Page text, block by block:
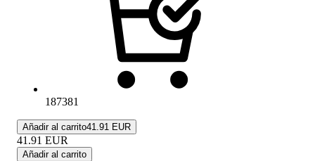
187381
Añadir al carrito41.91 EUR
41.91 EUR
Añadir al carrito